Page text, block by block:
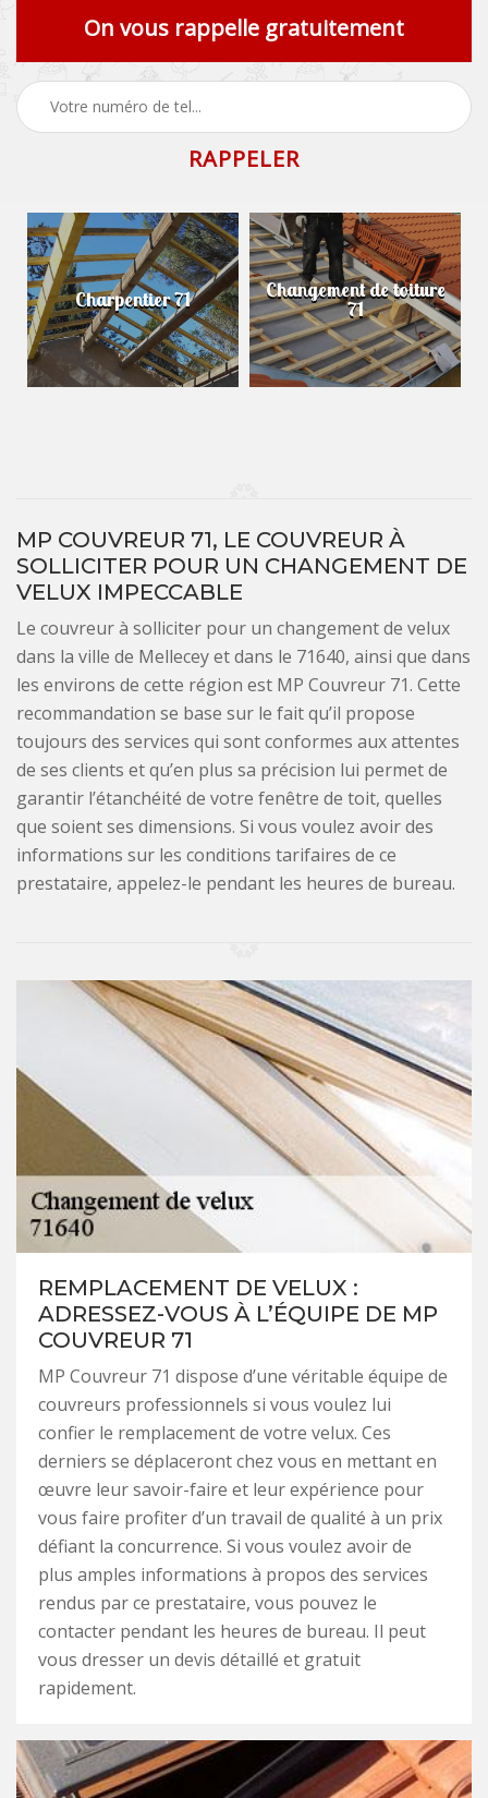
On vous rappelle gratuitement
Charpentier 71 Changement de toiture
71
MP COUVREUR 71, LE COUVREUR À
SOLLICITER POUR UN CHANGEMENT DE
VELUX IMPECCABLE
Le couvreur à solliciter pour un changement de velux
dans la ville de Mellecey et dans le 71640, ainsi que dans
les environs de cette région est MP Couvreur 71. Cette
recommandation se base sur le fait qu’il propose
toujours des services qui sont conformes aux attentes
de ses clients et qu’en plus sa précision lui permet de
garantir l’étanchéité de votre fenêtre de toit, quelles
que soient ses dimensions. Si vous voulez avoir des
informations sur les conditions tarifaires de ce
prestataire, appelez-le pendant les heures de bureau.
REMPLACEMENT DE VELUX :
ADRESSEZ-VOUS À L’ÉQUIPE DE MP
COUVREUR 71
MP Couvreur 71 dispose d’une véritable équipe de
couvreurs professionnels si vous voulez lui
confier le remplacement de votre velux. Ces
derniers se déplaceront chez vous en mettant en
œuvre leur savoir-faire et leur expérience pour
vous faire profiter d’un travail de qualité à un prix
défiant la concurrence. Si vous voulez avoir de
plus amples informations à propos des services
rendus par ce prestataire, vous pouvez le
contacter pendant les heures de bureau. Il peut
vous dresser un devis détaillé et gratuit
rapidement.